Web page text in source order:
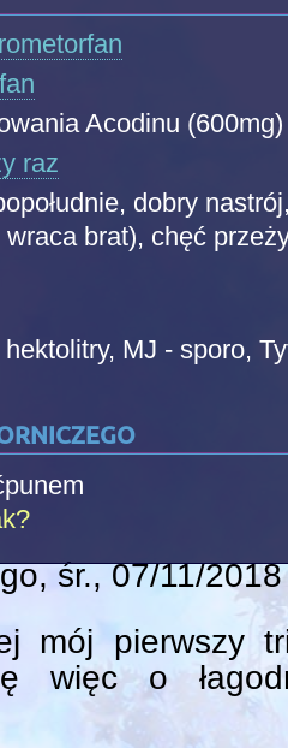
Acodinu (600mg)
raz
dobry
brat), chęć
MJ - sporo,
, śr., 07/11/
mój pierwszy
więc o